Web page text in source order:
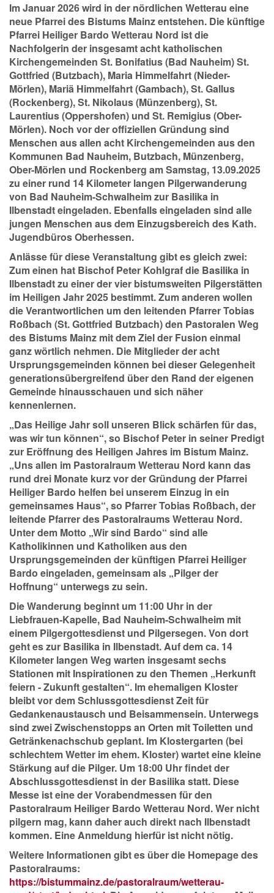
Im Januar 2026 wird in der nördlichen Wetterau eine
neue Pfarrei des Bistums Mainz entstehen. Die künftige
Pfarrei Heiliger Bardo Wetterau Nord ist die
Nachfolgerin der insgesamt acht katholischen
Kirchengemeinden St. Bonifatius (Bad Nauheim) St.
Gottfried (Butzbach), Maria Himmelfahrt (Nieder-
Mörlen), Mariä Himmelfahrt (Gambach), St. Gallus
(Rockenberg), St. Nikolaus (Münzenberg), St.
Laurentius (Oppershofen) und St. Remigius (Ober-
Mörlen). Noch vor der offiziellen Gründung sind
Menschen aus allen acht Kirchengemeinden aus den
Kommunen Bad Nauheim, Butzbach, Münzenberg,
Ober-Mörlen und Rockenberg am Samstag, 13.09.2025
zu einer rund 14 Kilometer langen Pilgerwanderung
von Bad Nauheim-Schwalheim zur Basilika in
Ilbenstadt eingeladen. Ebenfalls eingeladen sind alle
jungen Menschen aus dem Einzugsbereich des Kath.
Jugendbüros Oberhessen.
Anlässe für diese Veranstaltung gibt es gleich zwei:
Zum einen hat Bischof Peter Kohlgraf die Basilika in
Ilbenstadt zu einer der vier bistumsweiten Pilgerstätten
im Heiligen Jahr 2025 bestimmt. Zum anderen wollen
die Verantwortlichen um den leitenden Pfarrer Tobias
Roßbach (St. Gottfried Butzbach) den Pastoralen Weg
des Bistums Mainz mit dem Ziel der Fusion einmal
ganz wörtlich nehmen. Die Mitglieder der acht
Ursprungsgemeinden können bei dieser Gelegenheit
generationsübergreifend über den Rand der eigenen
Gemeinde hinausschauen und sich näher
kennenlernen.
„Das Heilige Jahr soll unseren Blick schärfen für das,
was wir tun können“, so Bischof Peter in seiner Predigt
zur Eröffnung des Heiligen Jahres im Bistum Mainz.
„Uns allen im Pastoralraum Wetterau Nord kann das
rund drei Monate kurz vor der Gründung der Pfarrei
Heiliger Bardo helfen bei unserem Einzug in ein
gemeinsames Haus“, so Pfarrer Tobias Roßbach, der
leitende Pfarrer des Pastoralraums Wetterau Nord.
Unter dem Motto „Wir sind Bardo“ sind alle
Katholikinnen und Katholiken aus den
Ursprungsgemeinden der künftigen Pfarrei Heiliger
Bardo eingeladen, gemeinsam als „Pilger der
Hoffnung“ unterwegs zu sein.
Die Wanderung beginnt um 11:00 Uhr in der
Liebfrauen-Kapelle, Bad Nauheim-Schwalheim mit
einem Pilgergottesdienst und Pilgersegen. Von dort
geht es zur Basilika in Ilbenstadt. Auf dem ca. 14
Kilometer langen Weg warten insgesamt sechs
Stationen mit Inspirationen zu den Themen „Herkunft
feiern - Zukunft gestalten“. Im ehemaligen Kloster
bleibt vor dem Schlussgottesdienst Zeit für
Gedankenaustausch und Beisammensein. Unterwegs
sind zwei Zwischenstopps an Orten mit Toiletten und
Getränkenachschub geplant. Im Klostergarten (bei
schlechtem Wetter im ehem. Kloster) wartet eine kleine
Stärkung auf die Pilger. Um 18:00 Uhr findet der
Abschlussgottesdienst in der Basilika statt. Diese
Messe ist eine der Vorabendmessen für den
Pastoralraum Heiliger Bardo Wetterau Nord. Wer nicht
pilgern mag, kann daher auch direkt nach Ilbenstadt
kommen. Eine Anmeldung hierfür ist nicht nötig.
Weitere Informationen gibt es über die Homepage des
Pastoralraums:
https://bistummainz.de/pastoralraum/wetterau-